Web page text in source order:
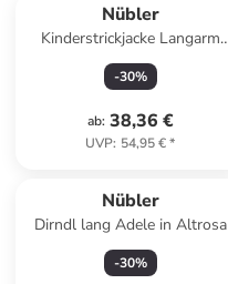
Nübler
Kinderstrickjacke Langarm
Ignaz Bua in Braun
-30%
ab: 38,36 €
UVP: 54,95 €*
Nübler
Dirndl lang Adele in Altrosa
-30%